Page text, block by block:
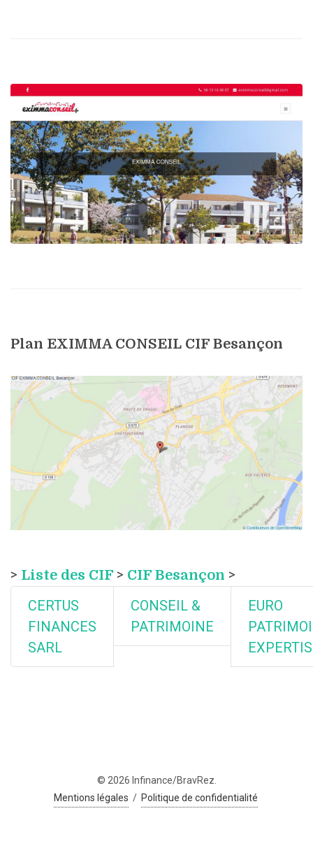
Plan EXIMMA CONSEIL CIF Besançon
> Liste des CIF > CIF Besançon >
CERTUS
FINANCES
SARL
CONSEIL &
PATRIMOINE
EURO
© 2026 Infinance/BravRez.
Mentions légales / Politique de confidentialité